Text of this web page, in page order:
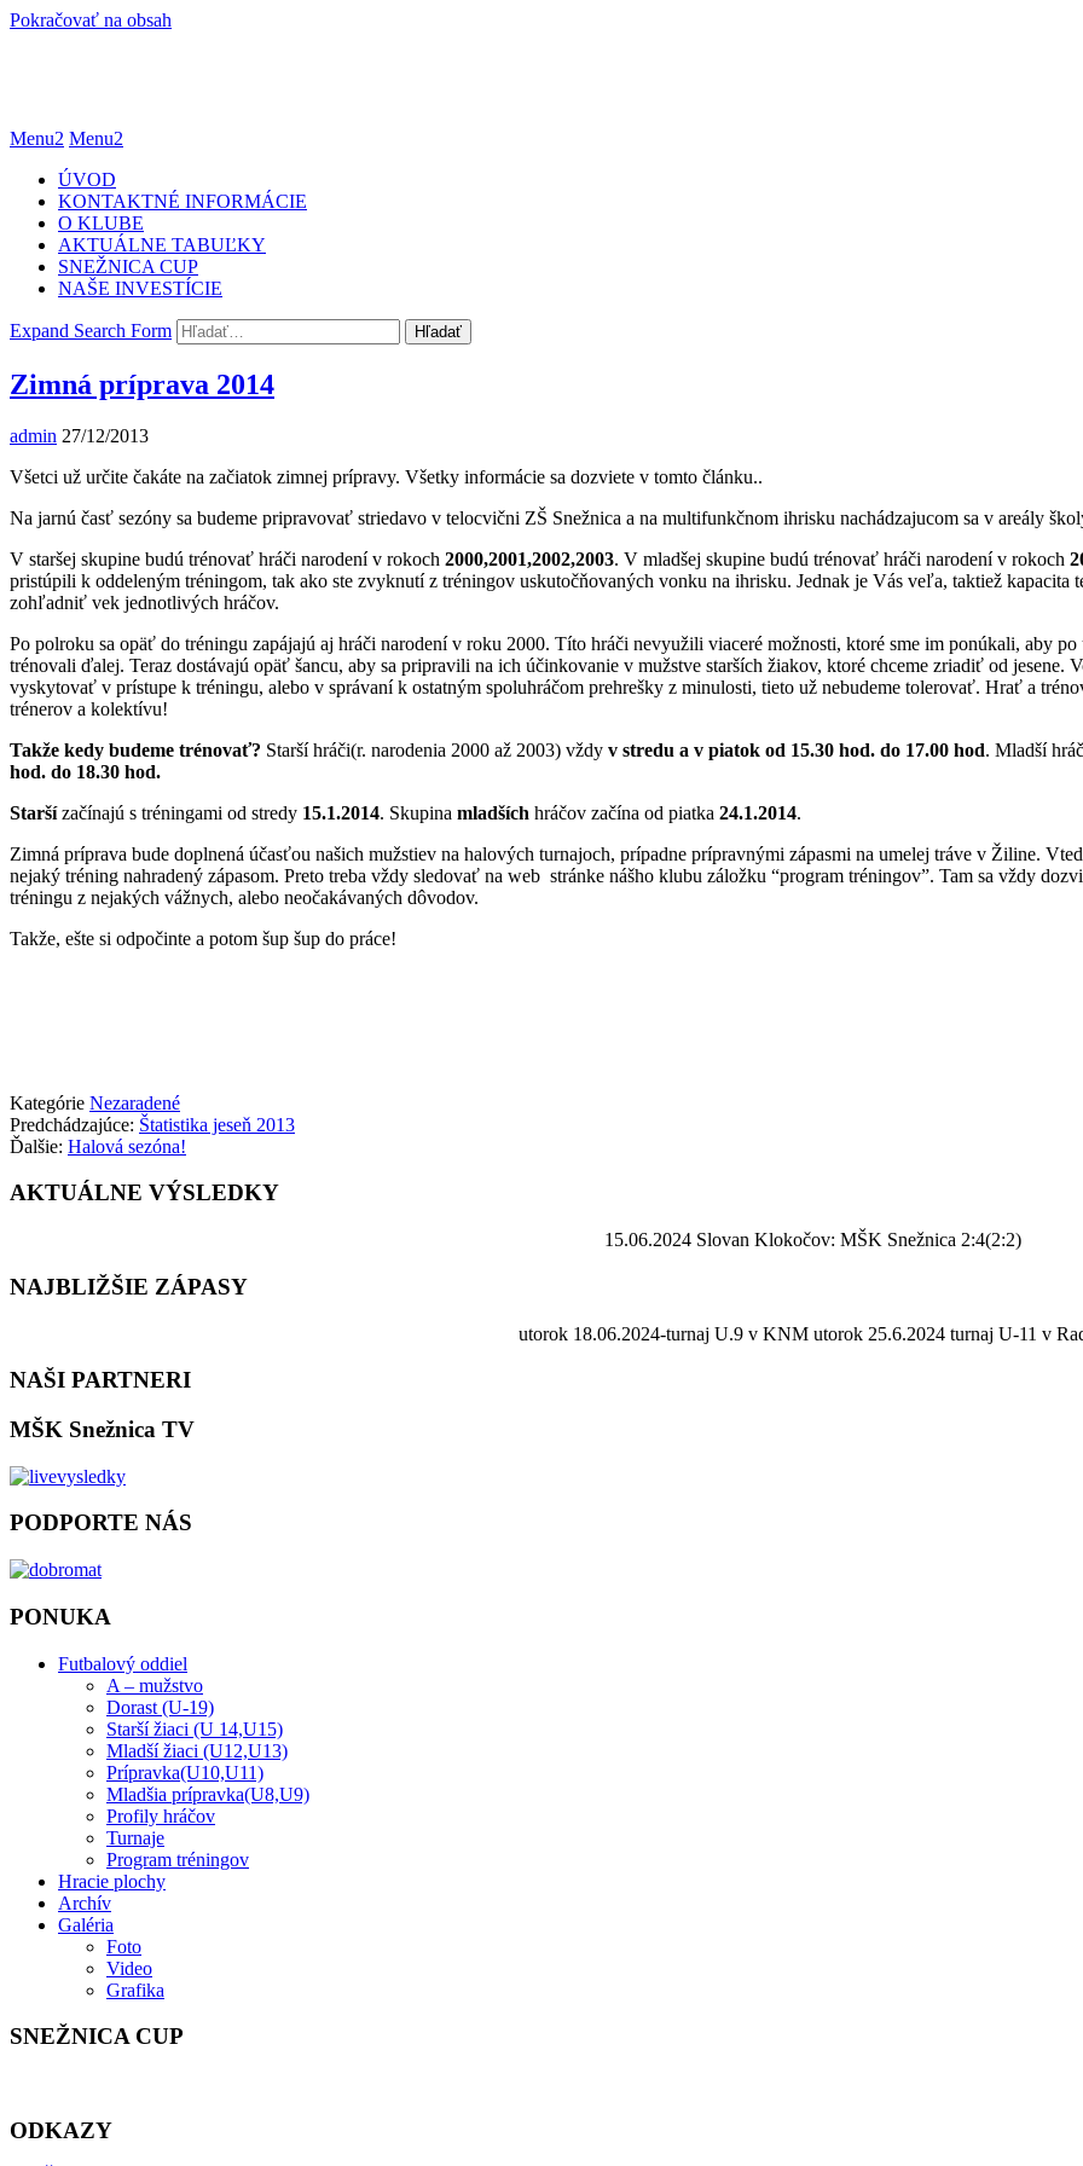
Pokračovať na obsah
Menu2 Menu2
ÚVOD
KONTAKTNÉ INFORMÁCIE
O KLUBE
AKTUÁLNE TABUĽKY
SNEŽNICA CUP
NAŠE INVESTÍCIE
Expand Search Form Hľadať
Zimná príprava 2014
admin 27/12/2013
Všetci už určite čakáte na začiatok zimnej prípravy. Všetky informácie sa dozviete v tomto článku..
Na jarnú časť sezóny sa budeme pripravovať striedavo v telocvični ZŠ Snežnica a na multifunkčnom ihrisku nachádzajucom sa v areály
V staršej skupine budú trénovať hráči narodení v rokoch 2000,2001,2002,2003. V mladšej skupine budú trénovať hráči narodení v rokoch
pristúpili k oddeleným tréningom, tak ako ste zvyknutí z tréningov uskutočňovaných vonku na ihrisku. Jednak je Vás veľa, taktiež kapacita
zohľadniť vek jednotlivých hráčov.
Po polroku sa opäť do tréningu zapájajú aj hráči narodení v roku 2000. Títo hráči nevyužili viaceré možnosti, ktoré sme im ponúkali, aby
trénovali ďalej. Teraz dostávajú opäť šancu, aby sa pripravili na ich účinkovanie v mužstve starších žiakov, ktoré chceme zriadiť od jesene.
vyskytovať v prístupe k tréningu, alebo v správaní k ostatným spoluhráčom prehrešky z minulosti, tieto už nebudeme tolerovať. Hrať a
trénerov a kolektívu!
Takže kedy budeme trénovať? Starší hráči(r. narodenia 2000 až 2003) vždy v stredu a v piatok od 15.30 hod. do 17.00 hod. Mladší
hod. do 18.30 hod.
Staršízačínajú s tréningami od stredy 15.1.2014. Skupina mladších hráčov začína od piatka 24.1.2014.
Zimná príprava bude doplnená účasťou našich mužstiev na halových turnajoch, prípadne prípravnými zápasmi na umelej tráve v Žiline.
nejaký tréning nahradený zápasom. Preto treba vždy sledovať na web stránke nášho klubu záložku “program tréningov”. Tam sa vždy
tréningu z nejakých vážnych, alebo neočakávaných dôvodov.
Takže, ešte si odpočinte a potom šup šup do práce!
Kategórie Nezaradené
Predchádzajúce: Štatistika jeseň 2013
Ďalšie: Halová sezóna!
AKTUÁLNE VÝSLEDKY
15.06.2024 Slovan Klokočov: MŠK Snežnica 2:4(2:2)
NAJBLIŽŠIE ZÁPASY
utorok 18.06.2024-turnaj U.9 v KNM utorok 25.6.2024 turnaj U-11 v
NAŠI PARTNERI
MŠK Snežnica TV
PODPORTE NÁS
PONUKA
Futbalový oddiel
A – mužstvo
Dorast (U-19)
Starší žiaci (U 14,U15)
Mladší žiaci (U12,U13)
Prípravka(U10,U11)
Mladšia prípravka(U8,U9)
Profily hráčov
Turnaje
Program tréningov
Hracie plochy
Archív
Galéria
Foto
Video
Grafika
SNEŽNICA CUP
ODKAZY